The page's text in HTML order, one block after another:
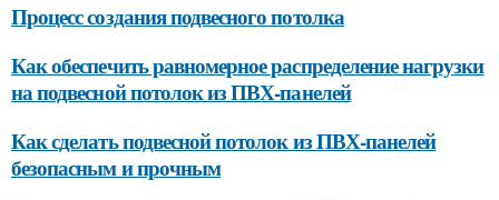
Процесс создания подвесного потолка
Как обеспечить равномерное распределение нагрузки
на подвесной потолок из ПВХ-панелей
Как сделать подвесной потолок из ПВХ-панелей
безопасным и прочным